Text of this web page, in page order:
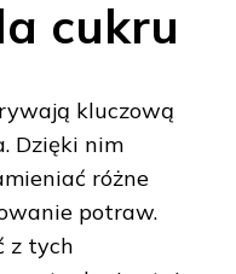
cukru
kluczową
Dzięki nim
różne
potraw.
z tych